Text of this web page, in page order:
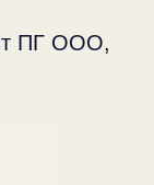
ПГ ООО,